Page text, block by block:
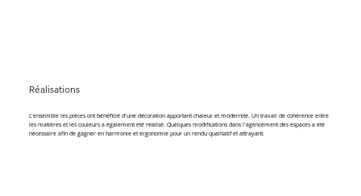
Réalisations
L'ensemble les pièces ont bénéficié d'une décoration apportant chaleur et modernité. Un travail de cohérence entre
les matières et les couleurs a également été réalisé. Quelques modifications dans l'agencement des espaces a été
nécessaire afin de gagner en harmonie et ergonomie pour un rendu qualitatif et attrayant.​